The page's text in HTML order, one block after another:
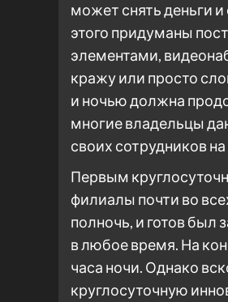
может снять деньги
этого придуманы
элементами,
кражу или просто
и ночью должна
многие владельцы
своих сотрудников
Первым
филиалы почти во
полночь, и готов был
в любое время. На
часа ночи. Однако
круглосуточную